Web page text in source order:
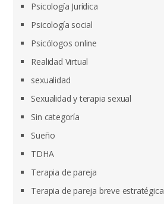
Psicología Jurídica
Psicología social
Psicólogos online
Realidad Virtual
sexualidad
Sexualidad y terapia sexual
Sin categoría
Sueño
TDHA
Terapia de pareja
Terapia de pareja breve estratégica